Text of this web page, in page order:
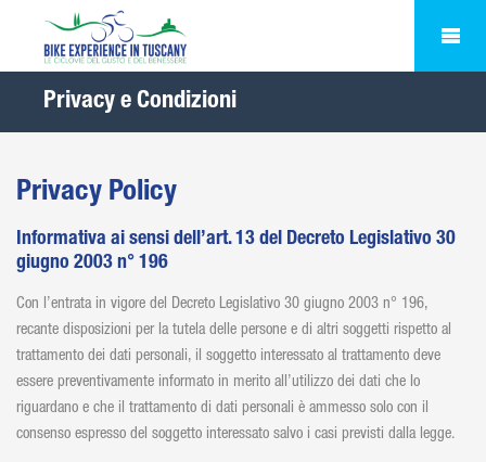
Privacy e Condizioni
Privacy Policy
Informativa ai sensi dell’art. 13 del Decreto Legislativo 30
giugno 2003 n° 196
Con l’entrata in vigore del Decreto Legislativo 30 giugno 2003 n° 196,
recante disposizioni per la tutela delle persone e di altri soggetti rispetto al
trattamento dei dati personali, il soggetto interessato al trattamento deve
essere preventivamente informato in merito all’utilizzo dei dati che lo
riguardano e che il trattamento di dati personali è ammesso solo con il
consenso espresso del soggetto interessato salvo i casi previsti dalla legge.